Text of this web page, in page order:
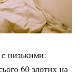
низькими:
60 злотих на